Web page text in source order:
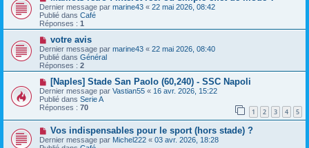
a
g
e
m
e
s
s
a
g
e
o
u
v
e
a
m
e
s
s
a
g
e
Dernier message par marine43 « 22 mai 2026, 08:42
Publié dans Café
Réponses : 1
N
o
u
v
e
a
u
m
e
s
s
a
g
e
votre avis
Dernier message par marine43 « 22 mai 2026, 08:40
Publié dans Général
Réponses : 2
N
o
u
v
e
a
u
m
e
[Naples] Stade San Paolo (60,240) - SSC Napoli
Dernier message par Vastian55 « 16 avr. 2026, 15:22
Publié dans Serie A
Réponses : 70 1 2 3 4 5
N
o
u
Vos indispensables pour le sport (hors stade) ?
Dernier message par Michel222 « 03 avr. 2026, 18:28